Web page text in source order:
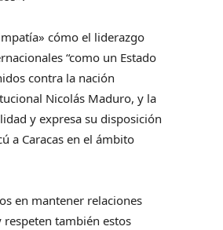
cómo el liderazgo
“como un Estado
contra la nación
Nicolás Maduro, y la
y expresa su disposición
a Caracas en el ámbito
en mantener relaciones
respeten también estos